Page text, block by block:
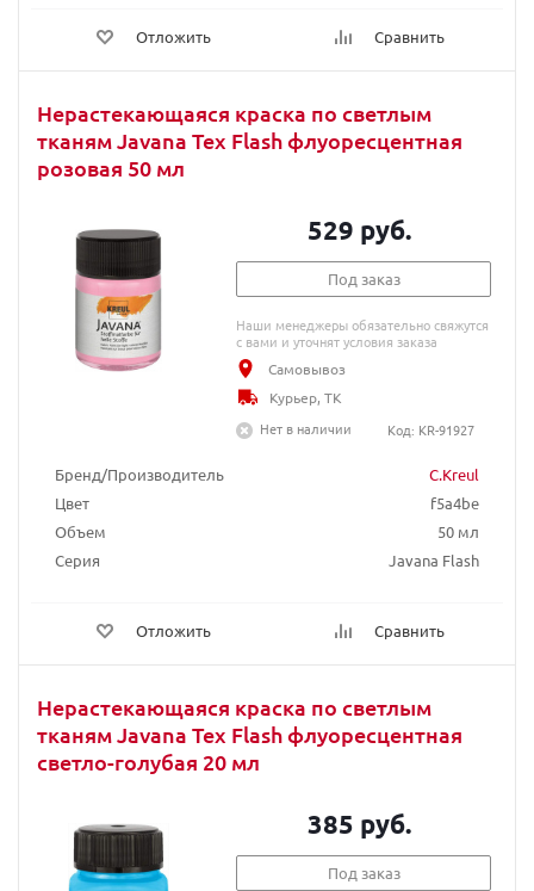
Отложить Сравнить
Нерастекающаяся краска по светлым
тканям Javana Tex Flash флуоресцентная
розовая 50 мл
Бренд/Производитель
C.Kreul
Цвет
f5a4be
Объем
50 мл
Серия
Javana Flash
Отложить Сравнить
529 руб.
Под заказ
Наши менеджеры обязательно свяжутся
с вами и уточнят условия заказа
Самовывоз
Курьер, ТК
Нет в наличии
Код: KR-91927
Нерастекающаяся краска по светлым
тканям Javana Tex Flash флуоресцентная
светло-голубая 20 мл
385 руб.
Под заказ